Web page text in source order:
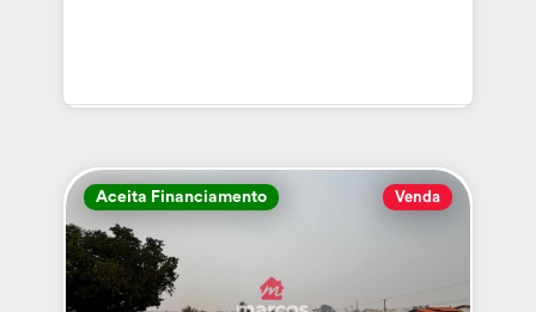
Venda
Aceita Financiamento